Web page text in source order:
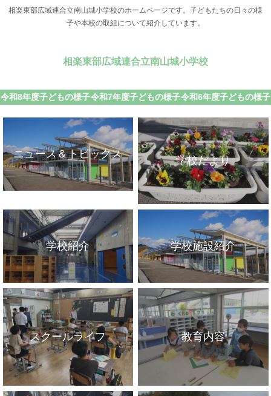
相楽東部広域連合立南山城小学校のホームページです。子どもたちの日々の様
子や本校の取組について紹介しています。
相楽東部広域連合立南山城小学校
令和8年度子どもの様子令和7年度子どもの様子令和6年度子どもの様子
ニュース＆トピックス
学校だより
学校紹介 学校施設紹介
スクールライフ 教育内容